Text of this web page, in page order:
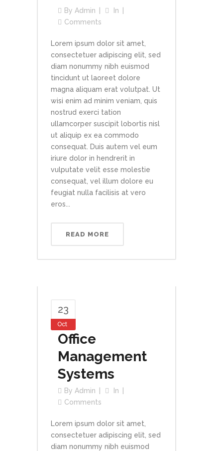
By Admin
In
Comments
Lorem ipsum dolor sit amet,
consectetuer adipiscing elit, sed
diam nonummy nibh euismod
tincidunt ut laoreet dolore
magna aliquam erat volutpat. Ut
wisi enim ad minim veniam, quis
nostrud exerci tation
ullamcorper suscipit lobortis nisl
ut aliquip ex ea commodo
consequat. Duis autem vel eum
iriure dolor in hendrerit in
vulputate velit esse molestie
consequat, vel illum dolore eu
feugiat nulla facilisis at vero
eros...
READ MORE
23
Oct
Office
Management
Systems
By Admin
In
Comments
Lorem ipsum dolor sit amet,
consectetuer adipiscing elit, sed
diam nonummy nibh euismod